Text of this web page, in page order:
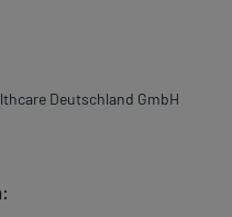
Deutschland GmbH